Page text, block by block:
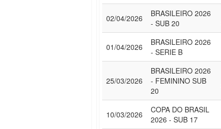
02/04/2026
BRASILEIRO 2026
- SUB 20
01/04/2026
BRASILEIRO 2026
- SERIE B
25/03/2026
BRASILEIRO 2026
- FEMININO SUB
20
10/03/2026
COPA DO BRASIL
2026 - SUB 17